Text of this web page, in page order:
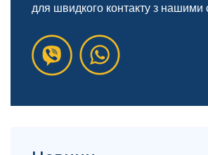
для швидкого контакту з нашими